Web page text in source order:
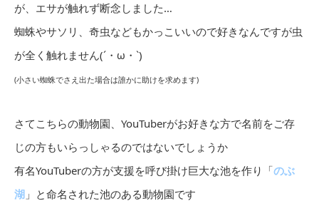
が、エサが触れず断念しました…
蜘蛛やサソリ、奇虫などもかっこいいので好きなんですが虫
が全く触れません(´・ω・`)
(小さい蜘蛛でさえ出た場合は誰かに助けを求めます)
さてこちらの動物園、YouTuberがお好きな方で名前をご存
じの方もいらっしゃるのではないでしょうか
有名YouTuberの方が支援を呼び掛け巨大な池を作り「のぶ
湖 」と命名された池のある動物園です